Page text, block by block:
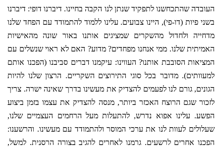
העובדה שהתכחשנו לתפקיד שנתן לנו הקבה בחיינו. דיברנו דופי: דיברנו
בשני פיות (דו-פי), היינו צבועים. עלינו ללמוד להתמודד עם הפחד שלנו
מדחייה ולחדול מהשקרים שמציגים אותנו באור שונה מהאישיות
האמיתית שלנו. ממי אנחנו מפחדים? מדוע? האם לא ראוי שנשלים עם
המציאות הסובבת אותנו? העווינו: עיקמנו דברים סביבנו (הפכנו אותם
למעוותים). מדובר בכל סוגי התירוצים השקריים. הרצון שלנו להיות
הגונים, גורם לנו לפעמים להצדיק את מעשינו בדרך שאינה ישרה. צריך
לזכור שגם הרוצח האכזר ביותר, מנסה להצדיק את עצמו בזמן ביצוע
הפשע. עלינו אפוא נדרש, להתעלות מעל הרחמים העצמיים שלנו,
שעלולים לעוות לנו את ערכי המוסר ולהתמודד עם מעשינו. והרשענו:
הפכנו אחרים לרשעים. גרמנו לאחרים להגיב בצורה הרסנית. למשל,